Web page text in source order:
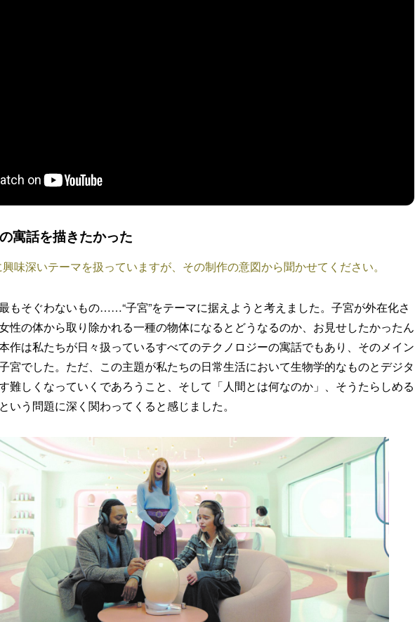
寓話を描きたかった
味深いテーマを扱っていますが、その制作の意図から聞かせてください。
もそぐわないもの……“子宮”をテーマに据えようと考えました。子宮が外在化さ
性の体から取り除かれる一種の物体になるとどうなるのか、お見せしたかったん
作は私たちが日々扱っているすべてのテクノロジーの寓話でもあり、そのメイン
宮でした。ただ、この主題が私たちの日常生活において生物学的なものとデジタ
難しくなっていくであろうこと、そして「人間とは何なのか」、そうたらしめる
いう問題に深く関わってくると感じました。